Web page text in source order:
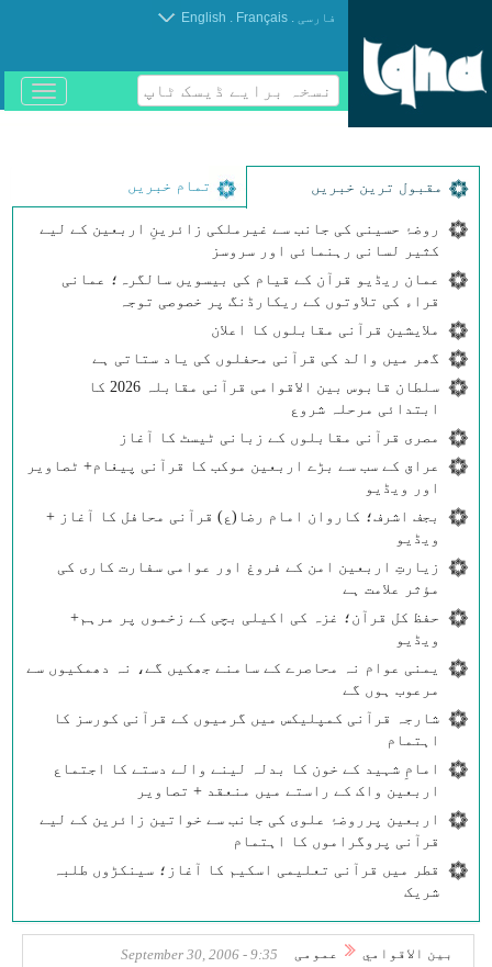
فارسی .
Français
.
English
نسخہ برایے ڈیسک ٹاپ
باز
و
مقبول ترین خبریں تمام خبریں
روضۂ حسینی کی جانب سے غیرملکی زائرینِ اربعین کے لیے
کثیر لسانی رہنمائی اور سروسز
عمان ریڈیو قرآن کے قیام کی بیسویں سالگرہ؛ عمانی
قراء کی تلاوتوں کے ریکارڈنگ پر خصوصی توجہ
ملایشین قرآنی مقابلوں کا اعلان
گھر میں والد کی قرآنی محفلوں کی یاد ستاتی ہے
سلطان قابوس بین الاقوامی قرآنی مقابلہ 2026 کا
ابتدائی مرحلہ شروع
مصری قرآنی مقابلوں کے زبانی ٹیسٹ کا آغاز
عراق کے سب سے بڑے اربعین موکب کا قرآنی پیغام+ ٹصاویر
اور ویڈیو
بجف اشرف؛ کاروان امام رضا(ع) قرآنی محافل کا آغاز +
ویڈیو
زیارتِ اربعین امن کے فروغ اور عوامی سفارت کاری کی
مؤثر علامت ہے
حفظ کل قرآن؛ غزہ کی اکیلی بچی کے زخموں پر مرہم+
ویڈیو
یمنی عوام نہ محاصرے کے سامنے جھکیں گے، نہ دھمکیوں سے
مرعوب ہوں گے
شارجہ قرآنی کمپلیکس میں گرمیوں کے قرآنی کورسز کا
اہتمام
امامِ شہید کے خون کا بدلہ لینے والے دستے کا اجتماع
اربعین واک کے راستے میں منعقد + تصاویر
اربعین پرروضۂ علوی کی جانب سے خواتین زائرین کے لیے
قرآنی پروگراموں کا اہتمام
قطر میں قرآنی تعلیمی اسکیم کا آغاز؛ سینکڑوں طلبہ
شریک
بين الاقوامي عمومی 9:35 - September 30, 2006